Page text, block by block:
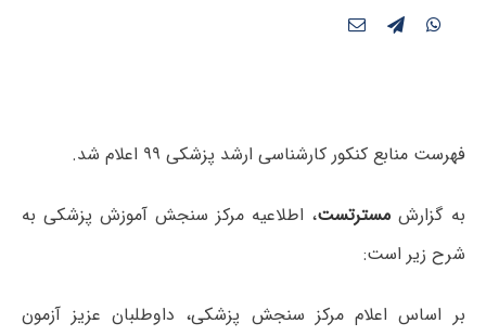
فهرست منابع کنکور کارشناسی ارشد پزشکی ۹۹ اعلام شد.
به گزارش مسترتست، اطلاعیه مرکز سنجش آموزش پزشکی به
شرح زیر است:
بر اساس اعلام مرکز سنجش پزشکی، داوطلبان عزیز آزمون